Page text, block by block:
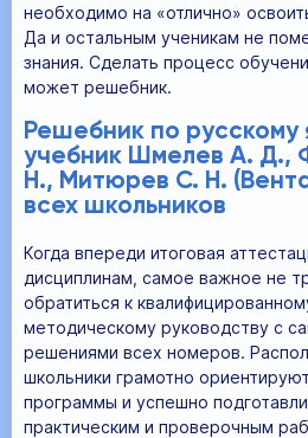
необходимо на «отлично»
Да и остальным ученикам не
знания. Сделать процесс
может решебник.
Решебник по русскому
учебник Шмелев А. Д.,
Н., Митюрев С. Н.
всех школьников
Когда впереди итоговая
дисциплинам, самое важное не
обратиться к
методическому руководству с
решениями всех номеров.
школьники грамотно
программы и успешно
практическим и проверочным